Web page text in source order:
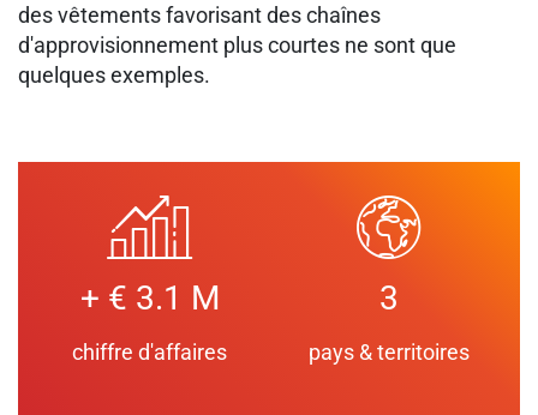
des vêtements favorisant des chaînes
d'approvisionnement plus courtes ne sont que
quelques exemples.
+ € 3.1 M
chiffre d'affaires
3
pays & territoires